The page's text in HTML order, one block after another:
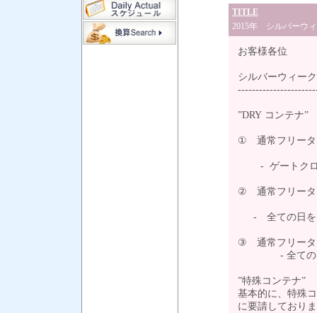
TITLE
2015年 シルバーウィ
お客様各位
シルバーウィー
”DRY コンテナ”
① 通常フリータ
- ゲートクロ
② 通常フリータ
- 全ての日をカ
③ 通常フリータ
- 全ての日を
”特殊コンテナ”
基本的に、特殊
に要請しており